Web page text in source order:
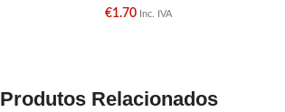
€1.70 Inc. IVA
Produtos Relacionados